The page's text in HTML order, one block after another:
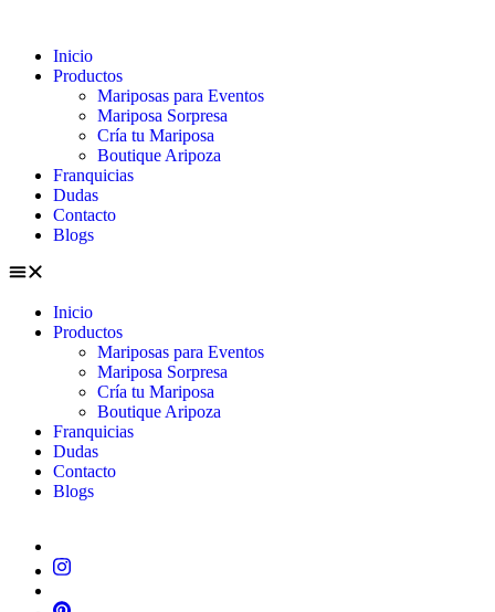
Inicio
Productos
Mariposas para Eventos
Mariposa Sorpresa
Cría tu Mariposa
Boutique Aripoza
Franquicias
Dudas
Contacto
Blogs
Inicio
Productos
Mariposas para Eventos
Mariposa Sorpresa
Cría tu Mariposa
Boutique Aripoza
Franquicias
Dudas
Contacto
Blogs